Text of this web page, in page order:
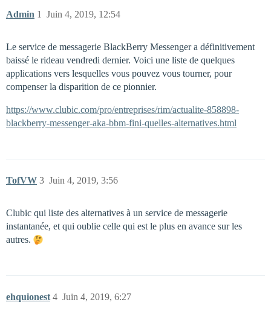
Admin Juin 4, 2019, 12:54
1
Le service de messagerie BlackBerry Messenger a définitivement
baissé le rideau vendredi dernier. Voici une liste de quelques
applications vers lesquelles vous pouvez vous tourner, pour
compenser la disparition de ce pionnier.
https://www.clubic.com/pro/entreprises/rim/actualite-858898-
blackberry-messenger-aka-bbm-fini-quelles-alternatives.html
TofVW Juin 4, 2019, 3:56
3
Clubic qui liste des alternatives à un service de messagerie
instantanée, et qui oublie celle qui est le plus en avance sur les
autres.
ehquionest Juin 4, 2019, 6:27
4